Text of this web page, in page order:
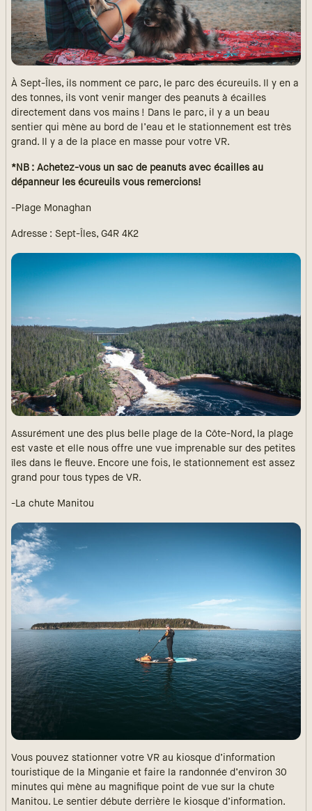
À Sept-Îles, ils nomment ce parc, le parc des écureuils. Il y en a
des tonnes, ils vont venir manger des peanuts à écailles
directement dans vos mains ! Dans le parc, il y a un beau
sentier qui mène au bord de l’eau et le stationnement est très
grand. Il y a de la place en masse pour votre VR.
*NB : Achetez-vous un sac de peanuts avec écailles au
dépanneur les écureuils vous remercions!
-Plage Monaghan
Adresse : Sept-Îles, G4R 4K2
Assurément une des plus belle plage de la Côte-Nord, la plage
est vaste et elle nous offre une vue imprenable sur des petites
îles dans le fleuve. Encore une fois, le stationnement est assez
grand pour tous types de VR.
-La chute Manitou
Vous pouvez stationner votre VR au kiosque d’information
touristique de la Minganie et faire la randonnée d’environ 30
minutes qui mène au magnifique point de vue sur la chute
Manitou. Le sentier débute derrière le kiosque d’information.